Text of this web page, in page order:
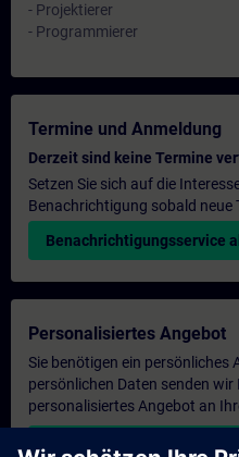
- Projektierer
- Programmierer
Termine und Anmeldung
Derzeit sind keine Termine
Setzen Sie sich auf die
Benachrichtigung sobald neue
Benachrichtigungsservice
Personalisiertes Angebot
Sie benötigen ein persönliches
persönlichen Daten senden wir
personalisiertes Angebot an
Persönliches Angebot